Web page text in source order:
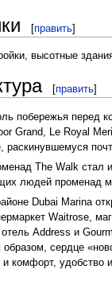
[править]
высотные
[править]
побережья перед
Grand, Le Royal
раскинувшемуся
The Walk
людей променад
Dubai Marina
Waitrose,
Address и
сердце
комфорт, удобство